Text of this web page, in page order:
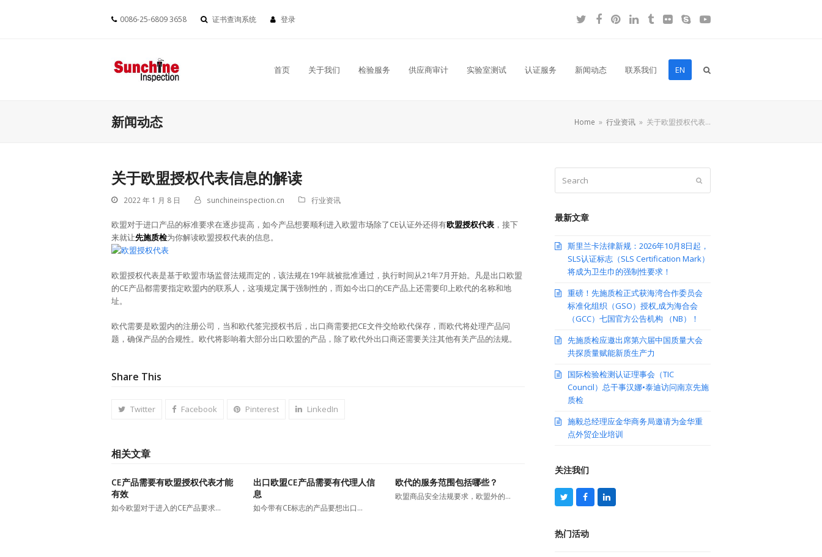
0086-25-6809 3658 证书查询系统 登录 Twitter
Facebook
Pinterest
LinkedIn
Tumblr
FlickrSkypeYouTube
首页 关于我们 检验服务 供应商审计 实验室测试 认证服务 新闻动态 联系我们 EN
新闻动态 Home » 行业资讯 » 关于欧盟授权代表…
关于欧盟授权代表信息的解读
2022 年 1 月 8 日 sunchineinspection.cn 行业资讯
欧盟对于进口产品的标准要求在逐步提高，如今产品想要顺利进入欧盟市场除了CE认证外还得有欧盟授权代表 ，接下
来就让先施质检为你解读欧盟授权代表的信息。
欧盟授权代表是基于欧盟市场监督法规而定的，该法规在19年就被批准通过，执行时间从21年7月开始。凡是出口欧盟
的CE产品都需要指定欧盟内的联系人，这项规定属于强制性的，而如今出口的CE产品上还需要印上欧代的名称和地
址。
欧代需要是欧盟内的注册公司，当和欧代签完授权书后，出口商需要把CE文件交给欧代保存，而欧代将处理产品问
题，确保产品的合规性。欧代将影响着大部分出口欧盟的产品，除了欧代外出口商还需要关注其他有关产品的法规。
Share This
Twitter Facebook Pinterest LinkedIn
相关文章
CE产品需要有欧盟授权代表才能
有效
如今欧盟对于进入的CE产品要求…
出口欧盟CE产品需要有代理人信
息
如今带有CE标志的产品要想出口…
欧代的服务范围包括哪些？
欧盟商品安全法规要求，欧盟外的…
最新文章
斯里兰卡法律新规：2026年10月8日起，
SLS认证标志（SLS Certification Mark）
将成为卫生巾的强制性要求！
重磅！先施质检正式获海湾合作委员会
标准化组织（GSO）授权,成为海合会
（GCC）七国官方公告机构 （NB）！
先施质检应邀出席第六届中国质量大会
共探质量赋能新质生产力
国际检验检测认证理事会（TIC
Council）总干事汉娜•泰迪访问南京先施
质检
施毅总经理应金华商务局邀请为金华重
点外贸企业培训
关注我们
T
w
t
t
F
a
b
L
i
热门活动